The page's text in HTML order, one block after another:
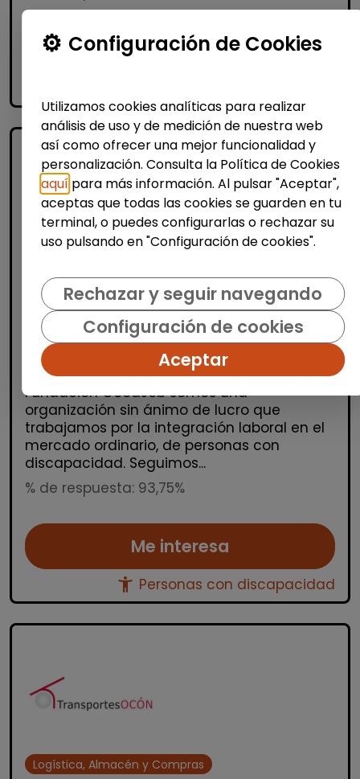
Me interesa
Técnico/a de selección - rrhh
(barcelona)
FUNDACIÓN GOODJOB|
España(Barcelona)
Fundación GoodJob somos una
organización sin ánimo de lucro que
trabajamos por la integración laboral en el
mercado ordinario, de personas con
discapacidad. Seguimos...
% de respuesta: 93,75%
Me interesa
accessibility_new Personas con discapacidad
Logística, Almacén y Compras
Configuración de Cookies
Utilizamos cookies analíticas para realizar
análisis de uso y de medición de nuestra web
así como ofrecer una mejor funcionalidad y
personalización. Consulta la Política de Cookies
aquí para más información. Al pulsar "Aceptar",
aceptas que todas las cookies se guarden en tu
terminal, o puedes configurarlas o rechazar su
uso pulsando en "Configuración de cookies".
Rechazar y seguir navegando
Configuración de cookies
Aceptar